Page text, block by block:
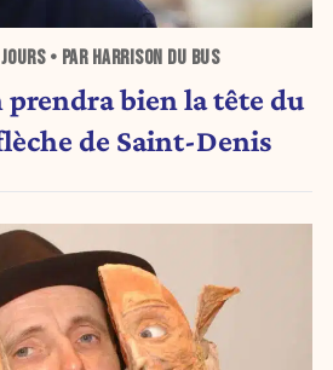
• PAR HARRISON DU BUS
prendra bien la tête du
de Saint-Denis